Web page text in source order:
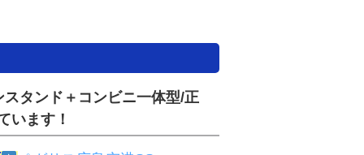
タンド＋コンビニ一体型/正
います！